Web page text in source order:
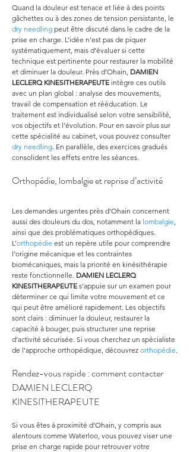
Quand la douleur est tenace et liée à des points
gâchettes ou à des zones de tension persistante, le
dry needling peut être discuté dans le cadre de la
prise en charge. L’idée n’est pas de piquer
systématiquement, mais d’évaluer si cette
technique est pertinente pour restaurer la mobilité
et diminuer la douleur. Près d’Ohain, DAMIEN
LECLERQ KINESITHERAPEUTE intègre ces outils
avec un plan global : analyse des mouvements,
travail de compensation et rééducation. Le
traitement est individualisé selon votre sensibilité,
vos objectifs et l’évolution. Pour en savoir plus sur
cette spécialité au cabinet, vous pouvez consulter
dry needling. En parallèle, des exercices gradués
consolident les effets entre les séances.
Orthopédie, lombalgie et reprise d’activité
Les demandes urgentes près d’Ohain concernent
aussi des douleurs du dos, notamment la lombalgie,
ainsi que des problématiques orthopédiques.
L’orthopédie est un repère utile pour comprendre
l’origine mécanique et les contraintes
biomécaniques, mais la priorité en kinésithérapie
reste fonctionnelle. DAMIEN LECLERQ
KINESITHERAPEUTE s’appuie sur un examen pour
déterminer ce qui limite votre mouvement et ce
qui peut être amélioré rapidement. Les objectifs
sont clairs : diminuer la douleur, restaurer la
capacité à bouger, puis structurer une reprise
d’activité sécurisée. Si vous cherchez un spécialiste
de l’approche orthopédique, découvrez orthopédie.
Rendez-vous rapide : comment contacter
DAMIEN LECLERQ
KINESITHERAPEUTE
Si vous êtes à proximité d’Ohain, y compris aux
alentours comme Waterloo, vous pouvez viser une
prise en charge rapide pour retrouver votre